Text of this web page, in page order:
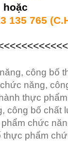
hoặc
135 765
, công bố
năng,
thực
, công bố chất
chức
thực phẩm